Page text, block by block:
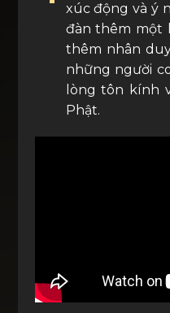
xúc động và ý
đàn thêm một
thêm nhân
những người
lòng tôn kính
Phật.